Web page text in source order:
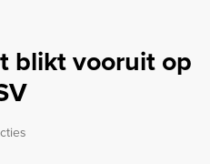
blikt vooruit op